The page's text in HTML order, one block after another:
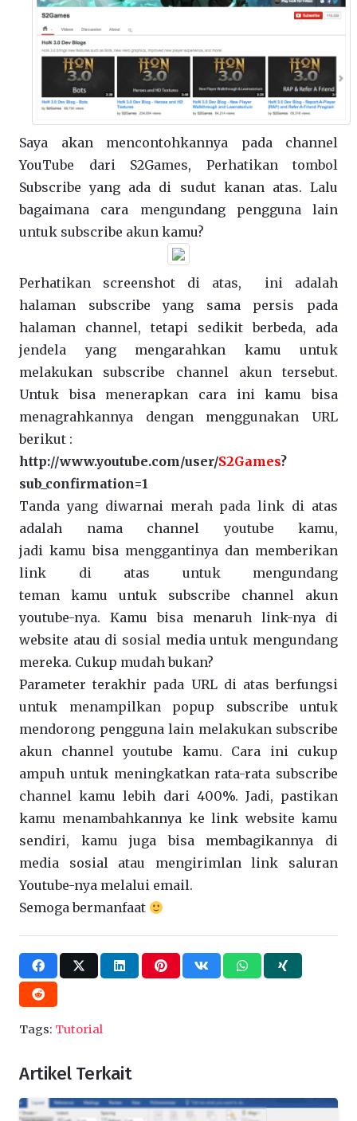
Saya akan mencontohkannya pada channel
YouTube dari S2Games, Perhatikan tombol
Subscribe yang ada di sudut kanan atas. Lalu
bagaimana cara mengundang pengguna lain
untuk subscribe akun kamu?
Perhatikan screenshot di atas, ini adalah
halaman subscribe yang sama persis pada
halaman channel, tetapi sedikit berbeda, ada
jendela yang mengarahkan kamu untuk
melakukan subscribe channel akun tersebut.
Untuk bisa menerapkan cara ini kamu bisa
menagrahkannya dengan menggunakan URL
berikut :
http://www.youtube.com/user/S2Games?
sub_confirmation=1
Tanda yang diwarnai merah pada link di atas
adalah nama channel youtube kamu,
jadi kamu bisa menggantinya dan memberikan
link di atas untuk mengundang
teman kamu untuk subscribe channel akun
youtube-nya. Kamu bisa menaruh link-nya di
website atau di sosial media untuk mengundang
mereka. Cukup mudah bukan?
Parameter terakhir pada URL di atas berfungsi
untuk menampilkan popup subscribe untuk
mendorong pengguna lain melakukan subscribe
akun channel youtube kamu. Cara ini cukup
ampuh untuk meningkatkan rata-rata subscribe
channel kamu lebih dari 400%. Jadi, pastikan
kamu menambahkannya ke link website kamu
sendiri, kamu juga bisa membagikannya di
media sosial atau mengirimlan link saluran
Youtube-nya melalui email.
Semoga bermanfaat
Tags: Tutorial
Artikel Terkait